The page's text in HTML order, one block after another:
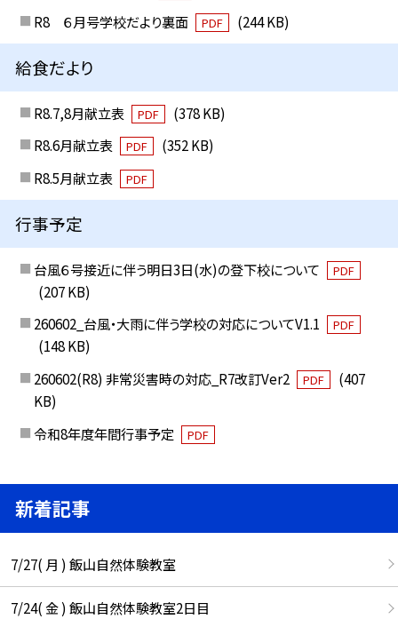
R8 ６月号学校だより裏面
PDF (244 KB)
給食だより
R8.7,8月献立表 PDF
(378 KB)
R8.6月献立表
PDF
(352 KB)
R8.5月献立表
PDF
行事予定
台風６号接近に伴う明日3日(水)の登下校について PDF
(207 KB)
260602_台風・大雨に伴う学校の対応についてV1.1
PDF
(148 KB)
260602(R8) 非常災害時の対応_R7改訂Ver2
PDF
(407
KB)
令和8年度年間行事予定
PDF
新着記事
7/27( 月 ) 飯山自然体験教室
7/24( 金 ) 飯山自然体験教室2日目